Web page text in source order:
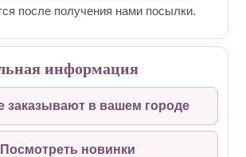
после получения нами посылки.
информация
заказывают в вашем городе
Посмотреть новинки